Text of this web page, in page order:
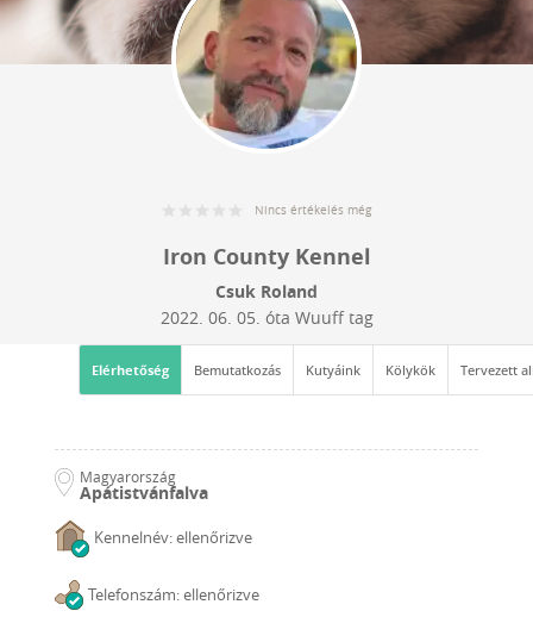
Nincs értékelés még
Iron County Kennel
Csuk Roland
2022. 06. 05. óta Wuuff tag
Elérhetőség Bemutatkozás Kutyáink Kölykök Tervezett
Magyarország
Apátistvánfalva
Kennelnév: ellenőrizve
Telefonszám: ellenőrizve